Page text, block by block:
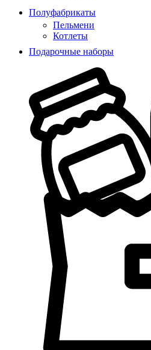
Полуфабрикаты
Пельмени
Котлеты
Подарочные наборы